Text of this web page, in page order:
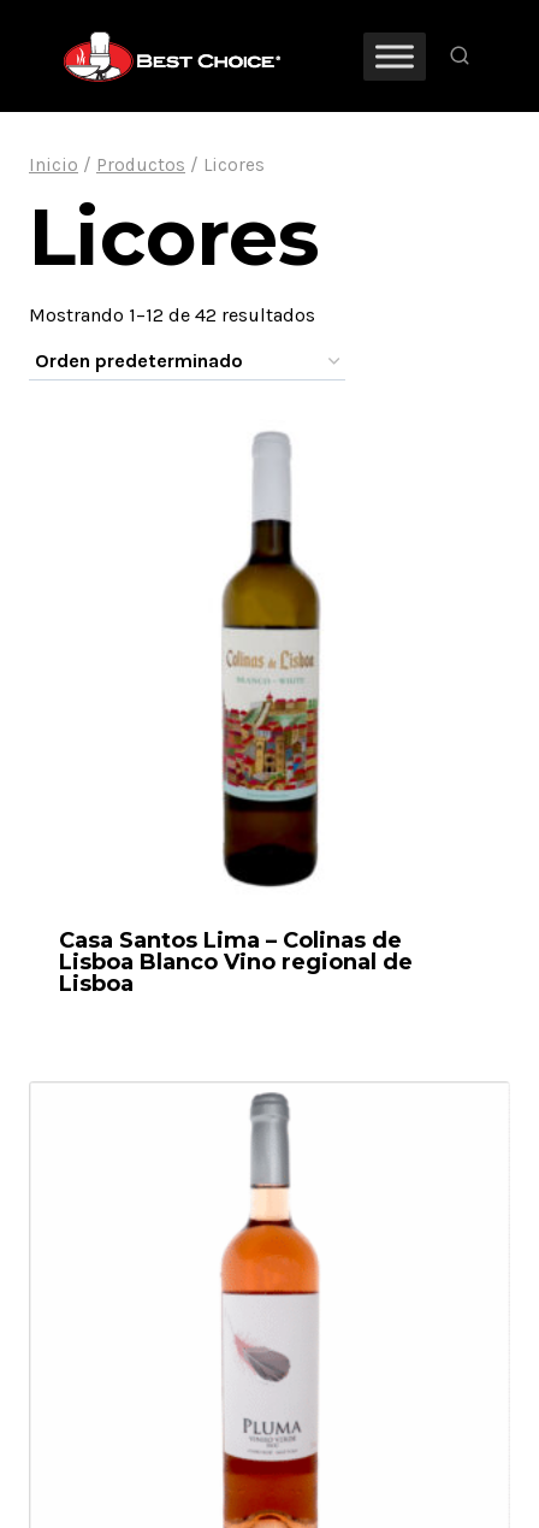
contenido
Inicio / Productos / Licores
Licores
Mostrando 1–12 de 42 resultados
Casa Santos Lima – Colinas de
Lisboa Blanco Vino regional de
Lisboa